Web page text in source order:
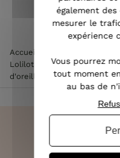
Accueil
Lolilota & Lol femme >
d'oreilles LOL noires Totitoili
également
mesurer le
expérience
Vous pourrez
tout moment
au bas de